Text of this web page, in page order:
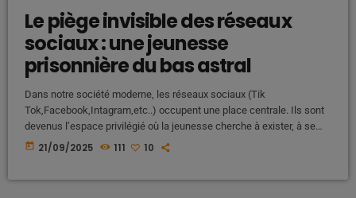
Le piège invisible des réseaux
sociaux : une jeunesse
prisonnière du bas astral
Dans notre société moderne, les réseaux sociaux (Tik
Tok,Facebook,Intagram,etc..) occupent une place centrale. Ils sont
devenus l’espace privilégié où la jeunesse cherche à exister, à se
construire une identité, à se faire voir et reconnaître. Mais derrière la
today 21/09/2025 111 10